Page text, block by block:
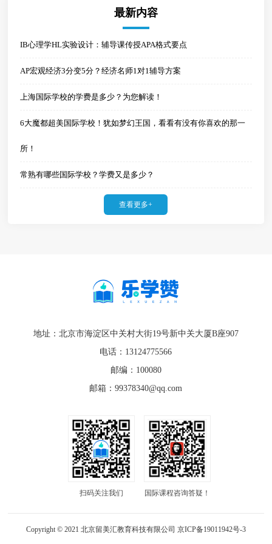
最新内容
IB心理学HL实验设计：辅导课传授APA格式要点
AP宏观经济3分变5分？经济名师1对1辅导方案
上海国际学校的学费是多少？为您解读！
6大魔都超美国际学校！犹如梦幻王国，看看有没有你喜欢的那一
所！
常熟有哪些国际学校？学费又是多少？
查看更多+
地址：北京市海淀区中关村大街19号新中关大厦B座907
电话：13124775566
邮编：100080
邮箱：99378340@qq.com
扫码关注我们 国际课程咨询答疑！
Copyright © 2021 北京留美汇教育科技有限公司 京ICP备19011942号-3